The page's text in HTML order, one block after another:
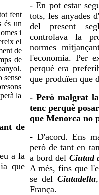
fent
és un
i
el
de
de
sense
la
de
a la
que
- En pot estar
tots, les anyades
del present
controlava la
normes
l'economia. Per
perquè era
que produïen que
- Però malgrat
tenc perquè
que Menorca no
- D'acord. Ens
però de tant en
a bord del Ciutad
A més, fins que
se del Ciutadella
França.